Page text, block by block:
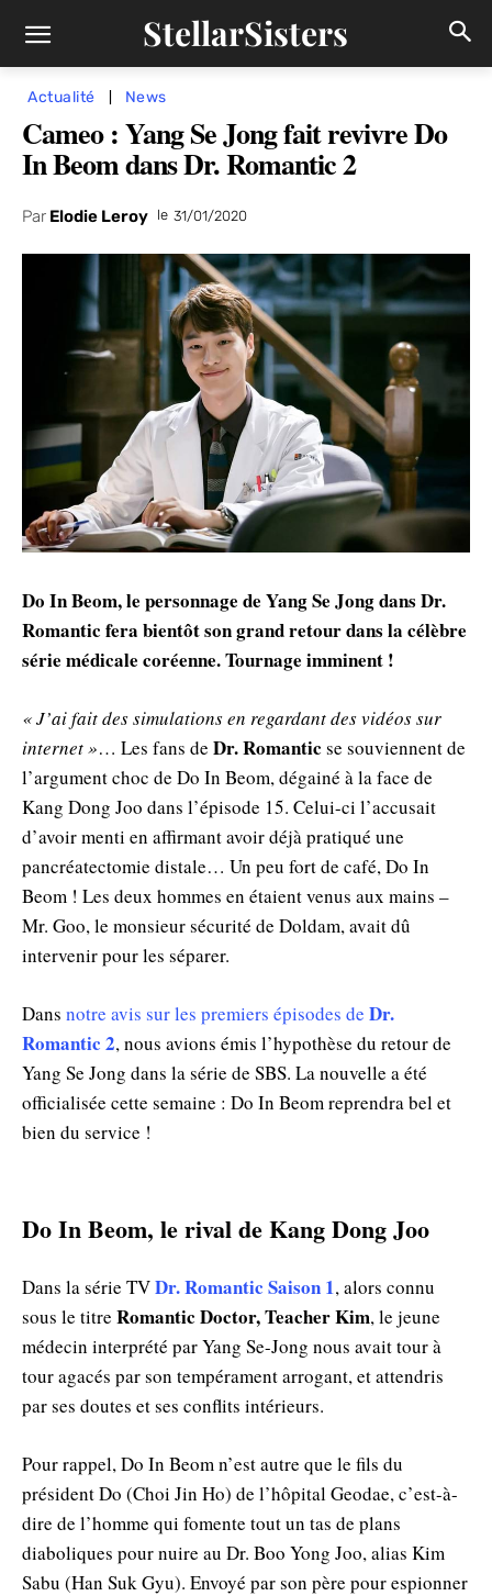
StellarSisters
Actualité News
Cameo : Yang Se Jong fait revivre Do
In Beom dans Dr. Romantic 2
Par Elodie Leroy le 31/01/2020
Do In Beom, le personnage de Yang Se Jong dans Dr.
Romantic fera bientôt son grand retour dans la célèbre
série médicale coréenne. Tournage imminent !
« J’ai fait des simulations en regardant des vidéos sur
internet »… Les fans de Dr. Romantic se souviennent de
l’argument choc de Do In Beom, dégainé à la face de
Kang Dong Joo dans l’épisode 15. Celui-ci l’accusait
d’avoir menti en affirmant avoir déjà pratiqué une
pancréatectomie distale… Un peu fort de café, Do In
Beom ! Les deux hommes en étaient venus aux mains –
Mr. Goo, le monsieur sécurité de Doldam, avait dû
intervenir pour les séparer.
Dans notre avis sur les premiers épisodes de Dr.
Romantic 2, nous avions émis l’hypothèse du retour de
Yang Se Jong dans la série de SBS. La nouvelle a été
officialisée cette semaine : Do In Beom reprendra bel et
bien du service !
Do In Beom, le rival de Kang Dong Joo
Dans la série TVDr. Romantic Saison 1, alors connu
sous le titre Romantic Doctor, Teacher Kim, le jeune
médecin interprété par Yang Se-Jong nous avait tour à
tour agacés par son tempérament arrogant, et attendris
par ses doutes et ses conflits intérieurs.
Pour rappel, Do In Beom n’est autre que le fils du
président Do (Choi Jin Ho) de l’hôpital Geodae, c’est-à-
dire de l’homme qui fomente tout un tas de plans
diaboliques pour nuire au Dr. Boo Yong Joo, alias Kim
Sabu (Han Suk Gyu). Envoyé par son père pour espionner